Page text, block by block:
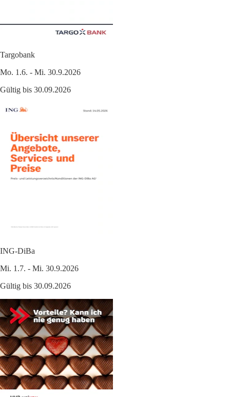
Targobank
Mo. 1.6. - Mi. 30.9.2026
Gültig bis 30.09.2026
ING-DiBa
Mi. 1.7. - Mi. 30.9.2026
Gültig bis 30.09.2026